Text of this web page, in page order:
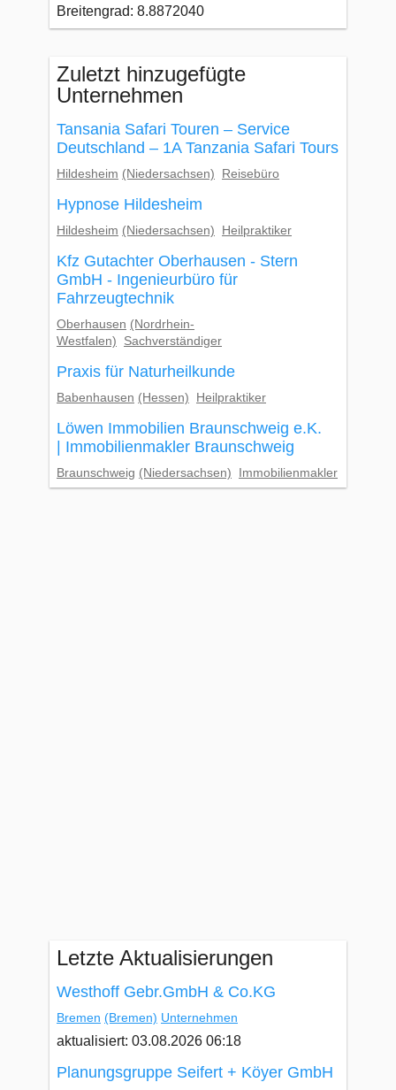
Breitengrad: 8.8872040
Zuletzt hinzugefügte
Unternehmen
Tansania Safari Touren – Service
Deutschland – 1A Tanzania Safari Tours
Hildesheim (Niedersachsen) Reisebüro
Hypnose Hildesheim
Hildesheim (Niedersachsen) Heilpraktiker
Kfz Gutachter Oberhausen - Stern
GmbH - Ingenieurbüro für
Fahrzeugtechnik
Oberhausen (Nordrhein-
Westfalen)
Sachverständiger
Praxis für Naturheilkunde
Babenhausen (Hessen) Heilpraktiker
Löwen Immobilien Braunschweig e.K.
| Immobilienmakler Braunschweig
Braunschweig (Niedersachsen) Immobilienmakler
Letzte Aktualisierungen
Westhoff Gebr.GmbH & Co.KG
Bremen (Bremen) Unternehmen
aktualisiert: 03.08.2026 06:18
Planungsgruppe Seifert + Köyer GmbH